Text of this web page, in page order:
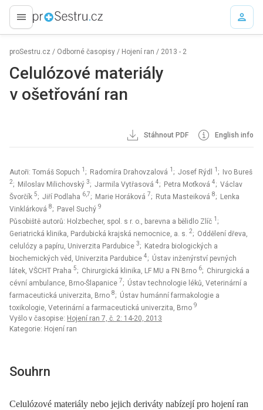
proLékaře.cz
proSestru.cz / Odborné časopisy / Hojení ran / 2013 - 2
Celulózové materiály
v ošetřování ran
Stáhnout PDF English info
Autoři: Tomáš Sopuch 1 ; Radomíra Drahovzalová 1 ; Josef Rýdl 1 ; Ivo Bureš
2; Miloslav Milichovský 3; Jarmila Vytřasová 4; Petra Moťková 4; Václav
Švorčík 5; Jiří Podlaha 6,7; Marie Horáková 7; Ruta Masteiková 8; Lenka
Vinklárková 8; Pavel Suchý 9
Působiště autorů: Holzbecher, spol. s r. o., barevna a bělidlo Zlíč 1 ;
Geriatrická klinika, Pardubická krajská nemocnice, a. s. 2; Oddělení dřeva,
celulózy a papíru, Univerzita Pardubice 3; Katedra biologických a
biochemických věd, Univerzita Pardubice 4; Ústav inženýrství pevných
látek, VŠCHT Praha 5; Chirurgická klinika, LF MU a FN Brno 6; Chirurgická a
cévní ambulance, Brno-Šlapanice 7; Ústav technologie léků, Veterinární a
farmaceutická univerzita, Brno 8; Ústav humánní farmakologie a
toxikologie, Veterinární a farmaceutická univerzita, Brno 9
Vyšlo v časopise: Hojení ran 7, č. 2: 14-20, 2013
Kategorie: Hojení ran
Souhrn
Celulózové materiály nebo jejich deriváty nabízejí pro hojení ran